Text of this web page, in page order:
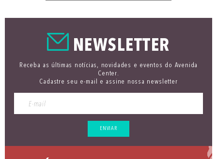
NEWSLETTER
Receba as últimas notícias, novidades e eventos do Avenida
Center.
Cadastre seu e-mail e assine nossa newsletter
ENVIAR